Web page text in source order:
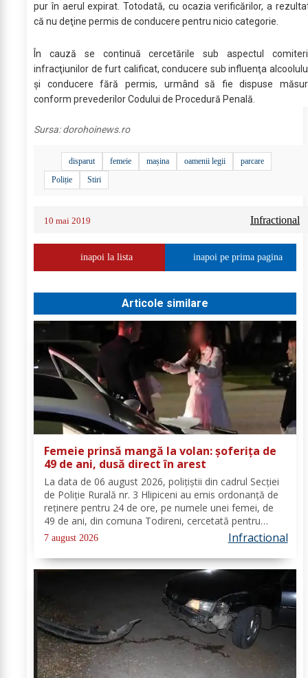
pur în aerul expirat. Totodată, cu ocazia verificărilor, a
că nu deţine permis de conducere pentru nicio categorie.
În cauză se continuă cercetările sub aspectul
infracţiunilor de furt calificat, conducere sub influenţa
şi conducere fără permis, urmând să fie dispuse
conform prevederilor Codului de Procedură Penală.
Sursa:dorohoinews.ro
disparut femeie mașina oamenii legii
parcare
Poliție
Stiri
10 mai 2019 Infractional
inapoi la lista inapoi pe prima pagina
Articole similare
Femeie prinsă mangă la volan: șoferița de
49 de ani, dusă direct în arest
La data de 06 august 2026, polițiștii din cadrul Secției
de Poliție Rurală nr. 3 Hlipiceni au emis ordonanță de
reținere pentru 24 de ore, pe numele unei femei, de
49 de ani, din comuna Todireni, cercetată pentru
comiterea infracțiunii de conducerea unui vehicul sub
influența alcoolului. În urma...
7 august 2026 Infractional